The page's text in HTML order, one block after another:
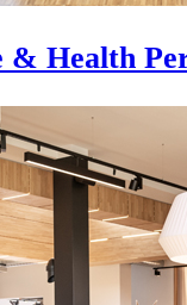
Health